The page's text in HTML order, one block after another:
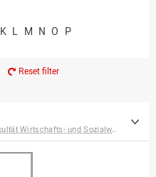
Professor*innen im
K L M N O P
Reset filter